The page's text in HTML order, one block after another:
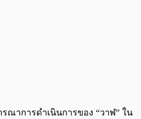
ณาการดำเนินการของ “วาฬ” ใน